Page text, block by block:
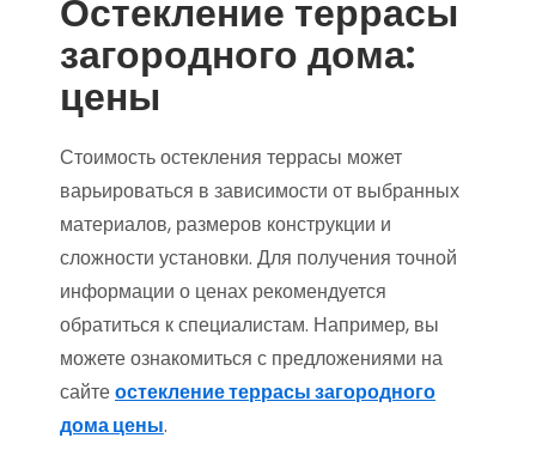
Остекление террасы
загородного дома:
цены
Стоимость остекления террасы может
варьироваться в зависимости от выбранных
материалов, размеров конструкции и
сложности установки. Для получения точной
информации о ценах рекомендуется
обратиться к специалистам. Например, вы
можете ознакомиться с предложениями на
сайтеостекление террасы загородного
дома цены.